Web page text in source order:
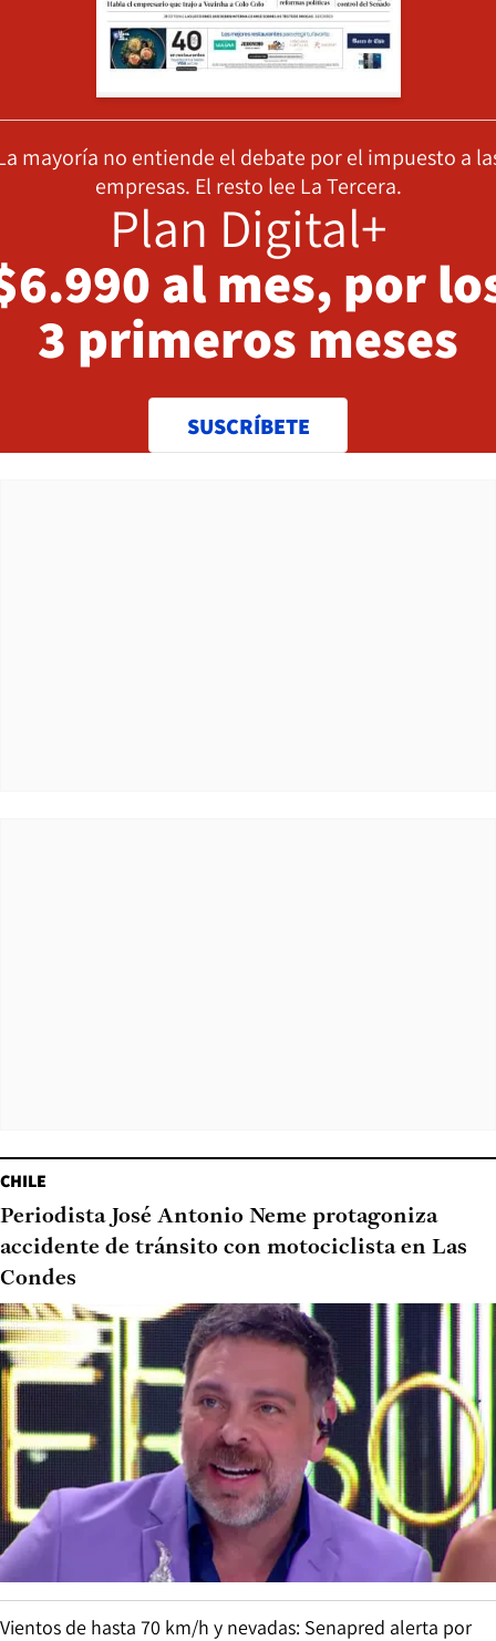
mayoría no entiende el debate por el impuesto a
empresas. El resto lee La Tercera.
Plan Digital+
al mes, por
3 primeros meses
SUSCRÍBETE
CHILE
Periodista José Antonio Neme protagoniza
accidente de tránsito con motociclista en Las
Condes
Vientos de hasta 70 km/h y nevadas: Senapred alerta por